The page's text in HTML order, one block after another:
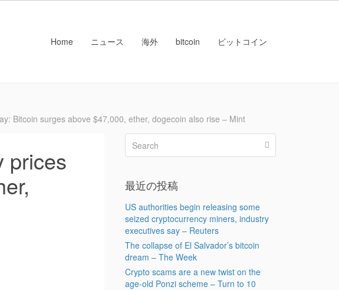
Home ニュース 海外 bitcoin ビットコイン
Bitcoin surges above $47,000, ether, dogecoin also rise – Mint
prices
最近の投稿
US authorities begin releasing some
seized cryptocurrency miners, industry
executives say – Reuters
The collapse of El Salvador’s bitcoin
dream – The Week
Crypto scams are a new twist on the
age-old Ponzi scheme – Turn to 10